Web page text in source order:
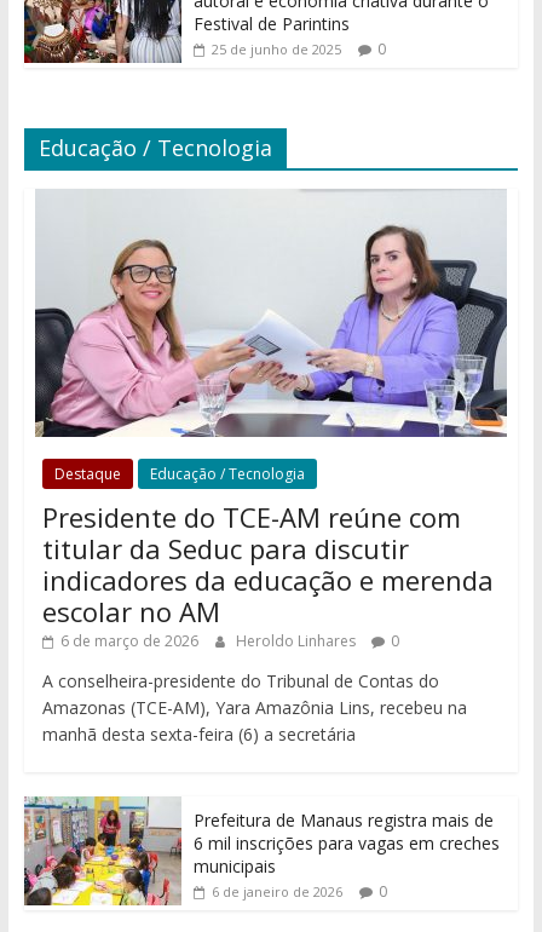
Festival de Parintins
25 de junho de 2025 0
Educação / Tecnologia
Destaque Educação / Tecnologia
Presidente do TCE-AM reúne com
titular da Seduc para discutir
indicadores da educação e merenda
escolar no AM
6 de março de 2026 Heroldo Linhares 0
A conselheira-presidente do Tribunal de Contas do
Amazonas (TCE-AM), Yara Amazônia Lins, recebeu na
manhã desta sexta-feira (6) a secretária
Prefeitura de Manaus registra mais de
6 mil inscrições para vagas em creches
municipais
6 de janeiro de 2026 0